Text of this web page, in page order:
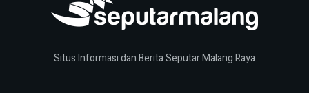
Situs Informasi dan Berita Seputar Malang Raya